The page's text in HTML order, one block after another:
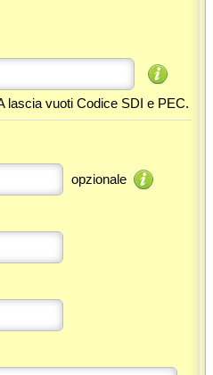
lascia vuoti Codice SDI e PEC.
opzionale